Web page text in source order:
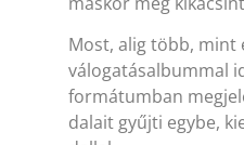
Most, alig több, mint
válogatásalbummal
formátumban
dalait gyűjti egybe,